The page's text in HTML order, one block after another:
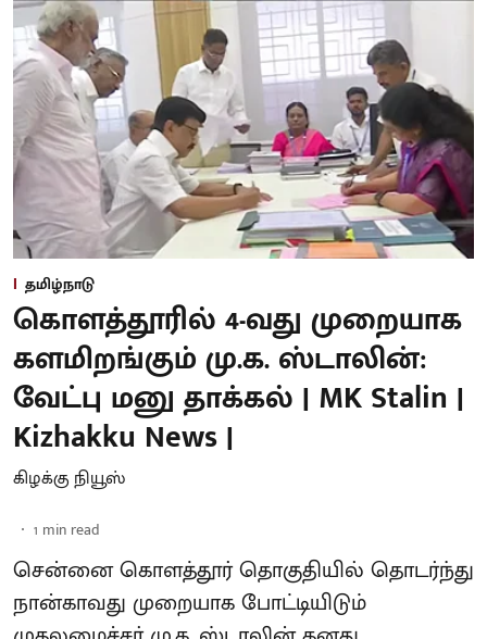
தமிழ்நாடு
கொளத்தூரில் 4-வது முறையாக
களமிறங்கும் மு.க. ஸ்டாலின்:
வேட்பு மனு தாக்கல் | MK Stalin |
Kizhakku News |
கிழக்கு நியூஸ்
1 min read
சென்னை கொளத்தூர் தொகுதியில் தொடர்ந்து
நான்காவது முறையாக போட்டியிடும்